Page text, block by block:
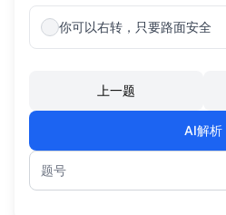
你可以右转，只要路面安全
上一题
AI解析
题号